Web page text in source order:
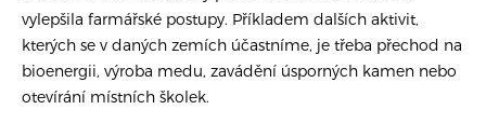
info@zpozdeno.cz
vylepšila farmářské postupy. Příkladem dalších aktivit,
kterých se v daných zemích účastníme, je třeba přechod na
bioenergii, výroba medu, zavádění úsporných kamen nebo
otevírání místních školek.